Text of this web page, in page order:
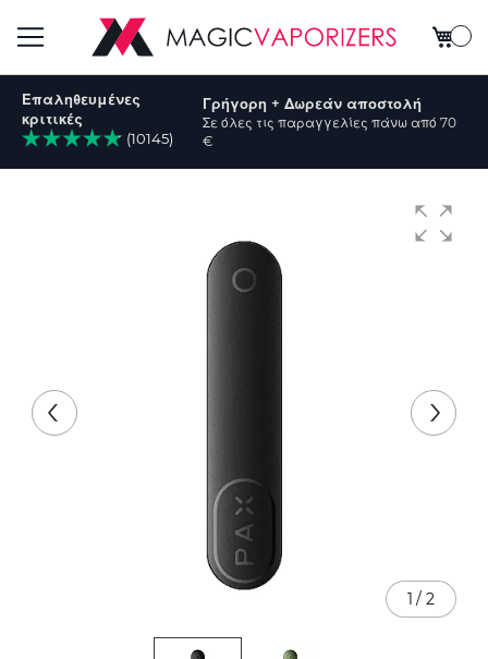
Εναλλαγή
Πλοήγησης
Το
Επαληθευμένες
κριτικές
(10145)
Γρήγορη + Δωρεάν αποστολή
Σε όλες τις παραγγελίες πάνω από 70
€
1 / 2